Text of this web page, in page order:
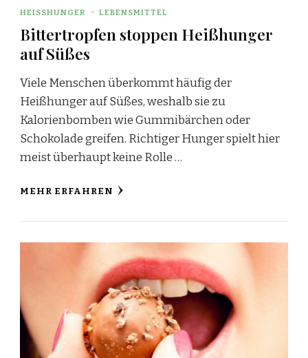
HEISSHUNGER LEBENSMITTEL
Bittertropfen stoppen Heißhunger
auf Süßes
Viele Menschen überkommt häufig der
Heißhunger auf Süßes, weshalb sie zu
Kalorienbomben wie Gummibärchen oder
Schokolade greifen. Richtiger Hunger spielt hier
meist überhaupt keine Rolle …
MEHR ERFAHREN